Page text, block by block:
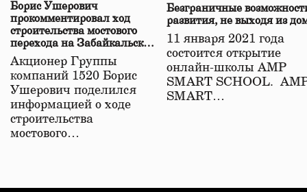
Борис Ушерович
прокомментировал ход
строительства мостового
перехода на Забайкальской
железной дороге
Акционер Группы
компаний 1520 Борис
Ушерович поделился
информацией о ходе
строительства
мостового…
Безграничные
развития, не выходя из
11 января 2021 года
состоится открытие
онлайн-школы АМР
SMART SCHOOL.
SMART…